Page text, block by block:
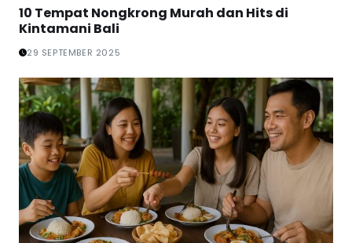
10 Tempat Nongkrong Murah dan Hits di
Kintamani Bali
29 SEPTEMBER 2025